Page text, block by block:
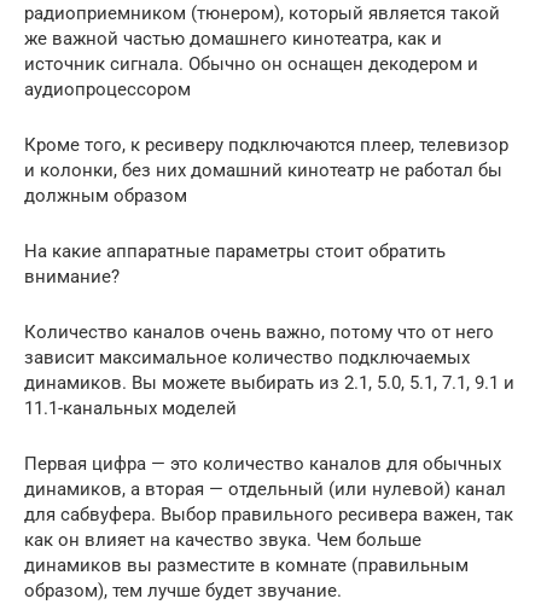
радиоприемником (тюнером), который является такой
же важной частью домашнего кинотеатра, как и
источник сигнала. Обычно он оснащен декодером и
аудиопроцессором
Кроме того, к ресиверу подключаются плеер, телевизор
и колонки, без них домашний кинотеатр не работал бы
должным образом
На какие аппаратные параметры стоит обратить
внимание?
Количество каналов очень важно, потому что от него
зависит максимальное количество подключаемых
динамиков. Вы можете выбирать из 2.1, 5.0, 5.1, 7.1, 9.1 и
11.1-канальных моделей
Первая цифра — это количество каналов для обычных
динамиков, а вторая — отдельный (или нулевой) канал
для сабвуфера. Выбор правильного ресивера важен, так
как он влияет на качество звука. Чем больше
динамиков вы разместите в комнате (правильным
образом), тем лучше будет звучание.